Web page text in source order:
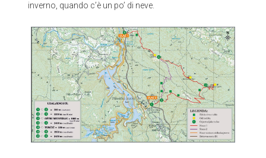
inverno, quando c’è un po’ di neve.